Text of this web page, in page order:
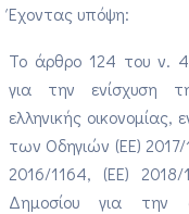
Έχοντας υπόψη:
Το άρθρο 124 του ν.
για την ενίσχυση
ελληνικής
των Οδηγιών (ΕΕ)
2016/1164, (ΕΕ)
Δημοσίου για την